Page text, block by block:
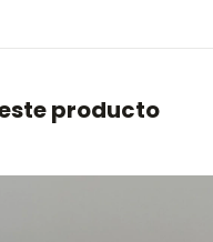
producto